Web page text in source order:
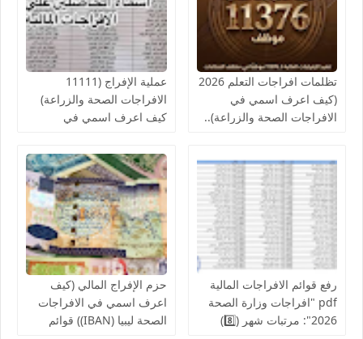
تظلمات افراجات التعلم 2026
(كيف اعرف اسمي في
الافراجات الصحة والزراعة)..
الصحة ومراقبات التعليم
عملية الإفراج (11111
الافراجات الصحة والزراعة)
كيف اعرف اسمي في
لإنجاز الإفراج المالي عن
رواتب الموظفين لشهر
أغسطس
رفع قوائم الافراجات المالية
pdf "افراجات وزارة الصحة
2026": مرتبات شهر (8️⃣)
حزم الإفراج المالي (كيف
اعرف اسمي في الافراجات
الصحة ليبيا (IBAN)) قوائم